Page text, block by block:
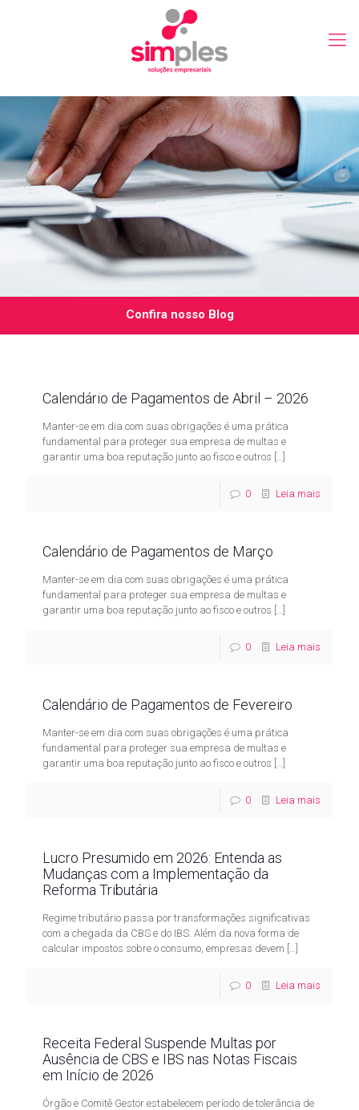
Confira nosso Blog
Calendário de Pagamentos de Abril – 2026
Manter-se em dia com suas obrigações é uma prática
fundamental para proteger sua empresa de multas e
garantir uma boa reputação junto ao fisco e outros […]
0 Leia mais
Calendário de Pagamentos de Março
Manter-se em dia com suas obrigações é uma prática
fundamental para proteger sua empresa de multas e
garantir uma boa reputação junto ao fisco e outros […]
0 Leia mais
Calendário de Pagamentos de Fevereiro
Manter-se em dia com suas obrigações é uma prática
fundamental para proteger sua empresa de multas e
garantir uma boa reputação junto ao fisco e outros […]
0 Leia mais
Lucro Presumido em 2026: Entenda as
Mudanças com a Implementação da
Reforma Tributária
Regime tributário passa por transformações significativas
com a chegada da CBS e do IBS. Além da nova forma de
calcular impostos sobre o consumo, empresas devem […]
0 Leia mais
Receita Federal Suspende Multas por
Ausência de CBS e IBS nas Notas Fiscais
em Início de 2026
Órgão e Comitê Gestor estabelecem período de tolerância de